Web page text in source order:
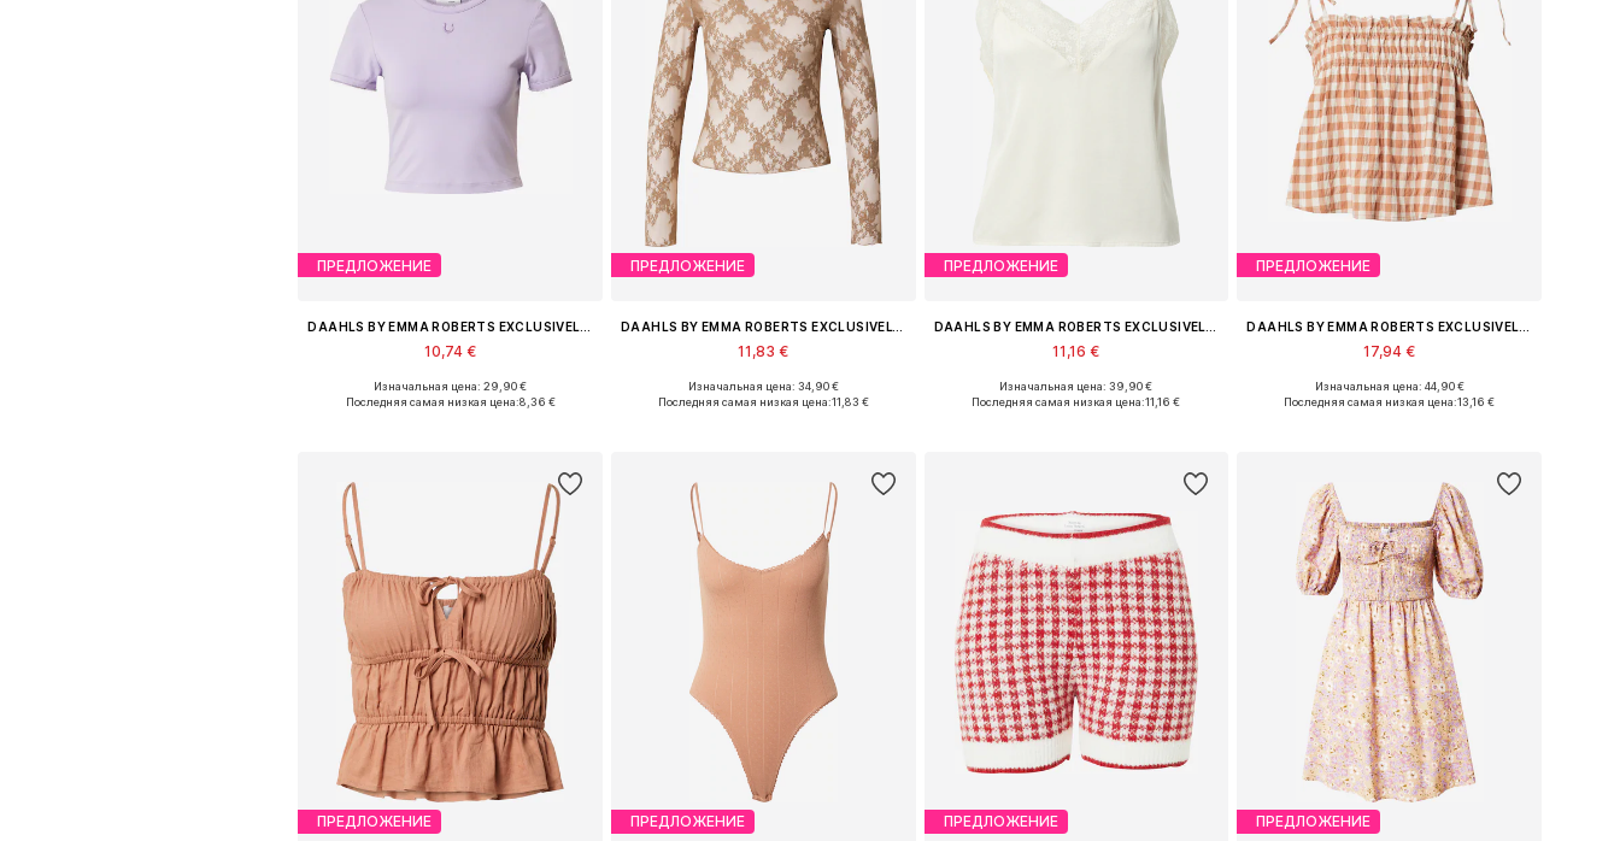
ПРЕДЛОЖЕНИЕ
10,74 €
Доступные размеры: XS, M, L, XL, XXL
Изначальная цена: 29,90 €
Последняя самая низкая цена:8,36 €
ПРЕДЛОЖЕНИЕ
11,83 €
Доступные размеры: XS, S, M, L, XL
Изначальная цена: 34,90 €
Последняя самая низкая цена:11,83 €
ПРЕДЛОЖЕНИЕ
11,16 €
Доступные размеры: XS, M, L, XL, XXL
Изначальная цена: 39,90 €
Последняя самая низкая цена:11,16 €
ПРЕДЛОЖЕНИЕ
17,94 €
Доступные размеры: XS, S, M, L, XL, XXL
Изначальная цена: 44,90 €
Последняя самая низкая цена:13,16 €
ПРЕДЛОЖЕНИЕ ПРЕДЛОЖЕНИЕ ПРЕДЛОЖЕНИЕ ПРЕДЛОЖЕНИЕ